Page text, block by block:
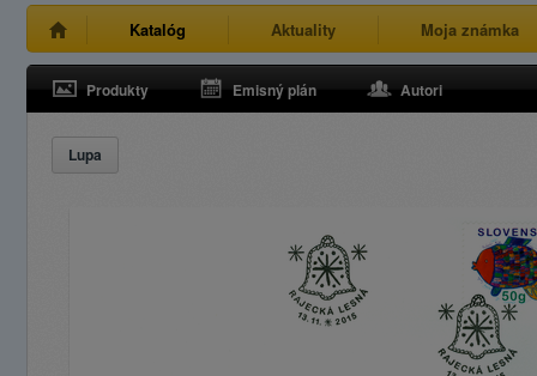
Katalóg Aktuality Moja známka
Produkty Emisný plán Autori
Lupa